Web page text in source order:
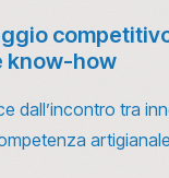
know-how
dall’incontro tra